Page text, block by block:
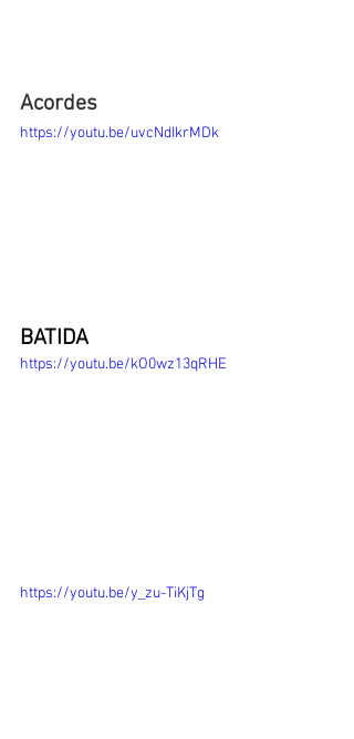
Acordes
https://youtu.be/uvcNdIkrMDk
BATIDA
https://youtu.be/kO0wz13qRHE
https://youtu.be/y_zu-TiKjTg